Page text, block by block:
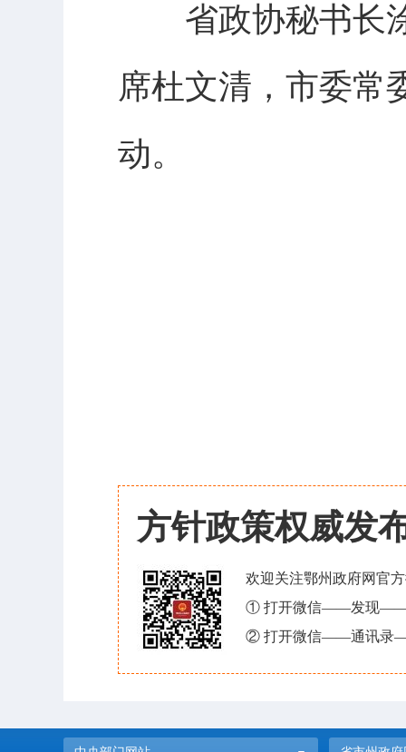
省政协秘书长涂
席杜文清，市委常
动。
方针政策权威发
欢迎关注鄂州政府网官
① 打开微信——发现——
② 打开微信——通讯录